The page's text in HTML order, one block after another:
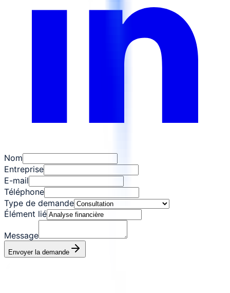
Nom
Entreprise
E-mail
Téléphone
Type de demande
Élément lié
Message
Envoyer la demande